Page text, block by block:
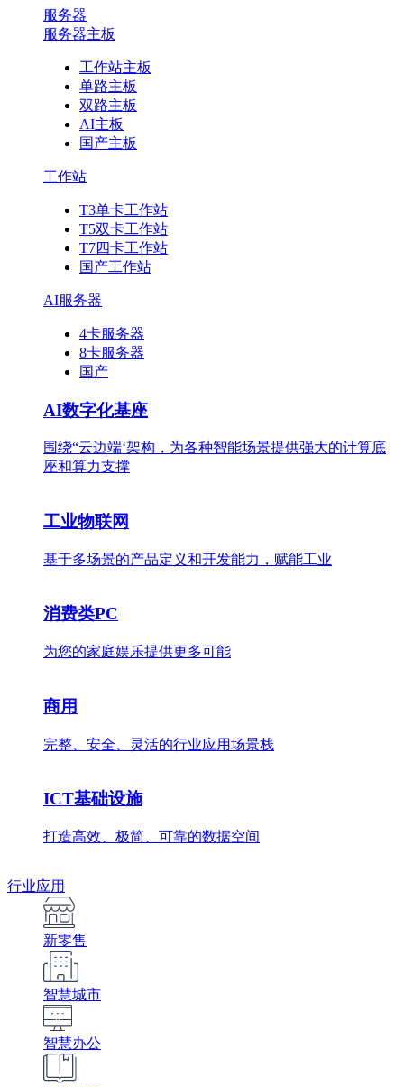
服务器
服务器主板
工作站主板
单路主板
双路主板
AI主板
国产主板
工作站
T3单卡工作站
T5双卡工作站
T7四卡工作站
国产工作站
AI服务器
4卡服务器
8卡服务器
国产
AI数字化基座
围绕“云边端‘架构，为各种智能场景提供强大的计算底
座和算力支撑
工业物联网
基于多场景的产品定义和开发能力，赋能工业
消费类PC
为您的家庭娱乐提供更多可能
商用
完整、安全、灵活的行业应用场景栈
ICT基础设施
打造高效、极简、可靠的数据空间
行业应用
新零售
智慧城市
智慧办公